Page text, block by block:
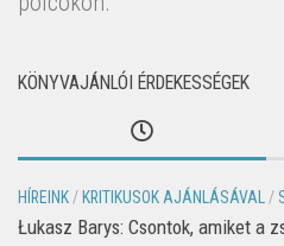
KÖNYVAJÁNLÓI ÉRDEKESSÉGEK
HÍREINK/ KRITIKUSOK AJÁNLÁSÁVAL/
Łukasz Barys: Csontok, amiket a